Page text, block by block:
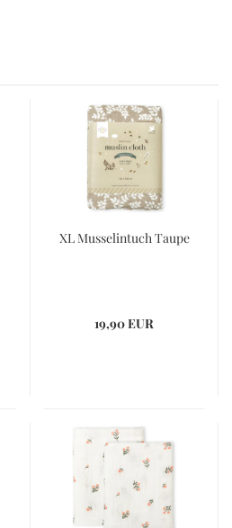
XL Musselintuch Taupe
19,90 EUR